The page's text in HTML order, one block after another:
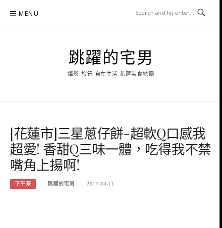
MENU
跳躍的宅男
攝影 旅行 自在生活 花蓮美食地圖
[花蓮市]三星蔥仔餅-超軟Q口感我
超愛! 香甜Q三味一體，吃得我不禁
嘴角上揚啊!
下午茶 跳躍的宅男 2017-04-11